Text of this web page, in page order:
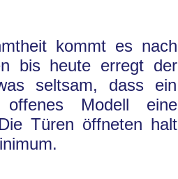
kommt es nach
bis heute erregt der
seltsam, dass ein
Modell eine
Türen öffneten halt